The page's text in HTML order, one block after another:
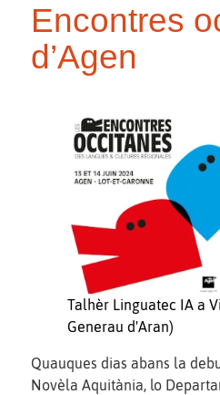
Encontres
d’Agen
Talhèr Linguatec IA a
Generau d'Aran)
Quauques dias abans la
Novèla Aquitània, lo